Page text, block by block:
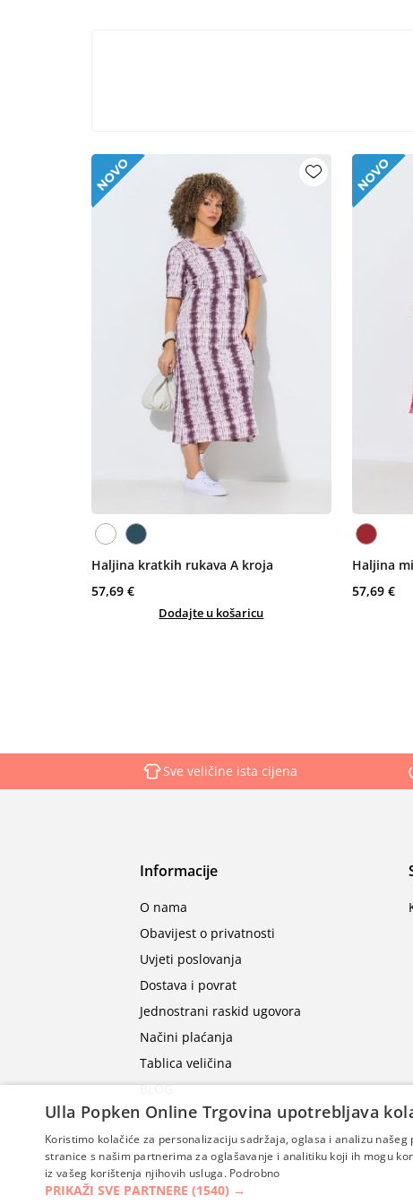
Haljina kratkih rukava A kroja
57,69 €
Dodajte u košaricu
Haljina
57,69 €
Sve veličine ista cijena
Informacije
O nama
Obavijest o privatnosti
Uvjeti poslovanja
Dostava i povrat
Jednostrani raskid ugovora
Načini plaćanja
Tablica veličina
BLOG
Ulla Popken Online Trgovina upotrebljava
Koristimo kolačiće za personalizaciju sadržaja, oglasa i analizu
stranice s našim partnerima za oglašavanje i analitiku koji ih mogu
iz vašeg korištenja njihovih usluga. Podrobno
PRIKAŽI SVE PARTNERE (1540) →